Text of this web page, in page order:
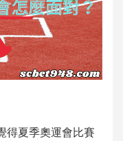
得夏季奧運會比賽